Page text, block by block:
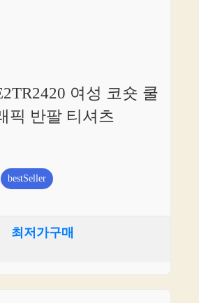
여성 코숏 쿨
픽 반팔 티셔츠
bestSeller
최저가구매